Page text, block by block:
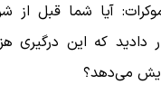
آیا شما قبل از
که این درگیری
می‌دهد؟